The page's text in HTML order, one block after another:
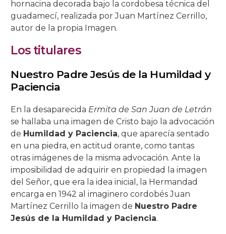
Salón Rojo
Salas de las Pinturas
Patio de las Rejas
Patio de los Gatos
Patio de los Naranjos
Patio del Archivo
Patio del Pozo
Iglesia de Sto. Domingo de Silos
Presentación al Pueblo
Universitaria
La Piedad
Pasión
La Buena Muerte
La Caridad
Las Angustias
La Expiración
La Soledad
C/ San Basilio, 14.
C/ San Basilio, 22.
C/ Maese Luis, 9.
C/ Siete Revueltas, 1
C/ Pastora, 2.
C/ Pozanco, 21.
C/ Tafures, 2.
C/ Trueque, 4.
C/ Zarco, 15.
hornacina decorada bajo la cordobesa técnica del
guadamecí, realizada por Juan Martínez Cerrillo,
autor de la propia Imagen.
Los titulares
Nuestro Padre Jesús de la Humildad y
Paciencia
En la desaparecida Ermita de San Juan de Letrán
se hallaba una imagen de Cristo bajo la advocación
de Humildad y Paciencia, que aparecía sentado
en una piedra, en actitud orante, como tantas
otras imágenes de la misma advocación. Ante la
imposibilidad de adquirir en propiedad la imagen
del Señor, que era la idea inicial, la Hermandad
encarga en 1942 al imaginero cordobés Juan
Martínez Cerrillo la imagen de Nuestro Padre
Jesús de la Humildad y Paciencia.